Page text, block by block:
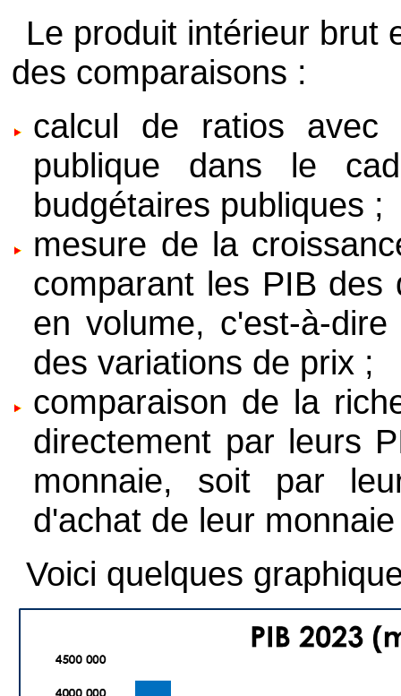
Le produit intérieur brut
des comparaisons :
calcul de ratios
publique dans le
budgétaires publiques ;
mesure de la
comparant les PIB des
en volume, c'est-à-
des variations de prix ;
comparaison de la
directement par leurs
monnaie, soit par
d'achat de leur
Voici quelques